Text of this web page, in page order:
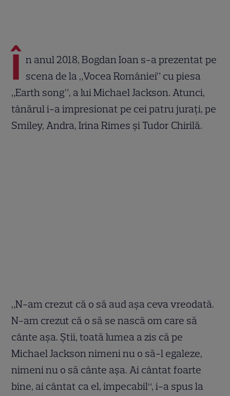
Î n anul 2018, Bogdan Ioan s-a prezentat pe
scena de la „Vocea României” cu piesa
„Earth song”, a lui Michael Jackson. Atunci,
tânărul i-a impresionat pe cei patru jurați, pe
Smiley, Andra, Irina Rimes și Tudor Chirilă.
„N-am crezut că o să aud aşa ceva vreodată.
N-am crezut că o să se nască om care să
cânte aşa. Ştii, toată lumea a zis că pe
Michael Jackson nimeni nu o să-l egaleze,
nimeni nu o să cânte aşa. Ai cântat foarte
bine, ai cântat ca el, impecabil“, i-a spus la